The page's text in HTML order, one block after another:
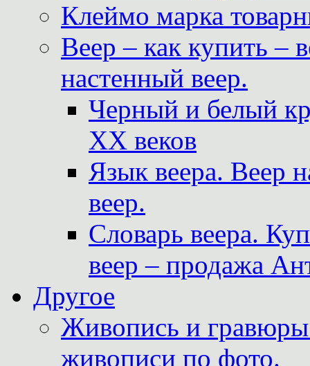
Клеймо марка
Веер – как купить –
настенный веер.
Черный и белый
XX веков
Язык веера. Веер
веер.
Словарь веера.
веер – продажа
Другое
Живопись и
живописи по фото.